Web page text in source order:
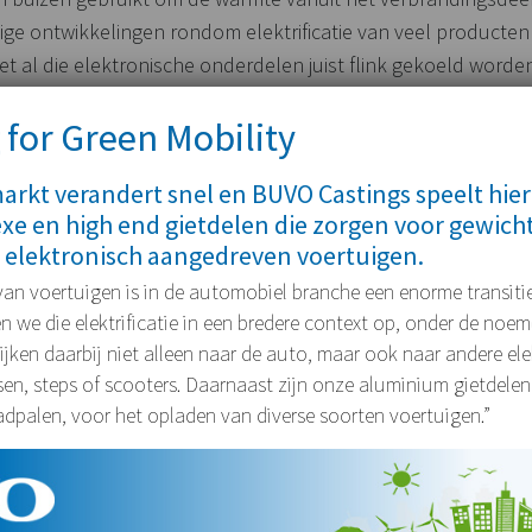
ontwikkelingen rondom elektrificatie van veel
al die elektronische onderdelen juist flink gekoeld
doorontwikkeld dat de gieterij hierin gezien wordt
de automobielindustrie, de fietswereld en componenten
die geproduceerd worden in de high en gieterij
en dit zorgt ervoor dat ook in de komende jaren de
op dit moment volop om klaar te staan voor de hierdoor
Elektrische wagens, scooters, fietsen en dergelijken.
for Green Mobility
verandert snel en BUVO Castings speelt
en high end gietdelen die zorgen voor
aangedreven voertuigen.
voertuigen is in de automobiel branche een enorme
we die elektrificatie in een bredere context op, onder de
daarbij niet alleen naar de auto, maar ook naar andere
steps of scooters. Daarnaast zijn onze aluminium
voor het opladen van diverse soorten voertuigen.”